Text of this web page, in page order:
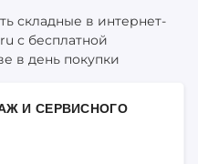
складные в интернет-
с бесплатной
в день покупки
И СЕРВИСНОГО